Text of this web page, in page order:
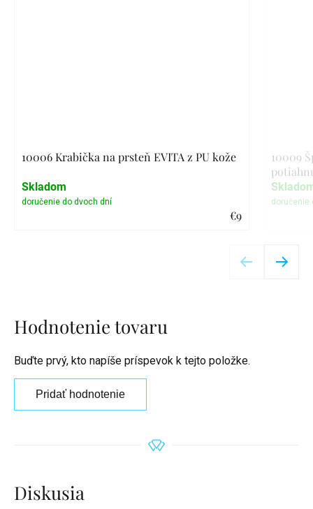
10006 Krabička na prsteň EVITA z PU kože
€9
Skladom
10009
Hodnotenie tovaru
Buďte prvý, kto napíše príspevok k tejto položke.
Pridať hodnotenie
Diskusia